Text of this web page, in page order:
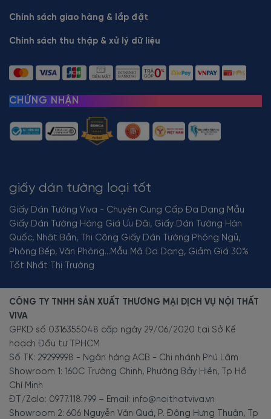
giấy dán tường loại tốt
Giấy Dán Tường Viva - Chuyên Cung Cấp Đa Dạng Mẫu
Giấy Dán Tường Hàng Giá Ưu Đãi, Giấy Dán Tường Hàn
Quốc, Nhật Bản, Thi Công Giấy Dán Tường Phòng Ngủ,
Phòng Bếp, Văn Phòng...Mẫu Mã Đa Dạng, Giảm Giá 30%
Tốt Nhất Thị Trường
Chính sách giao hàng & lắp đặt
Chính sách thu thập & xử lý dữ liệu
CHỨNG NHẬN
CÔNG TY TNHH SẢN XUẤT THƯƠNG MẠI DỊCH VỤ NỘI THẤT
VIVA
GPKD số 0316355048 cấp ngày 29/06/2020 tại Sở Kế
hoạch Đầu tư TPHCM
Số TK: 29299998 - Ngân hàng ACB - Chi nhánh Phú Lâm
Showroom 1: 160C Trường Chinh, Phường Bảy Hiền, Tp Hồ
Chí Minh
ĐT/Zalo: 0977.118.799 – Email: info@noithatviva.vn
Showroom 2: 606 Nguyễn Văn Quá, P. Đông Hưng Thuận, Tp